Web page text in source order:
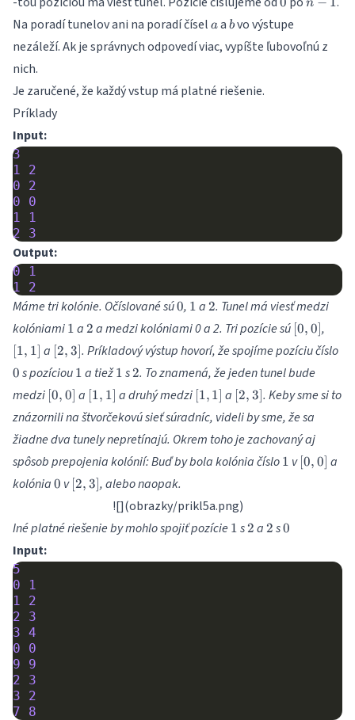
n
Na poradí tunelov ani na poradí čísel a
aa b
bvo výstupe
nezáleží. Ak je správnych odpovedí viac, vypíšte ľubovoľnú z
nich.
Je zaručené, že každý vstup má platné riešenie.
Príklady
Input:
3
1
2
0
2
0
0
1
1
2
3
Output:
0
1
1
2
Máme tri kolónie. Očíslované sú0
0, 1
1 a 2
2. Tunel má viesť medzi
kolóniami 1
1 a 2
2 a medzi kolóniami 0 a 2. Tri pozície sú [0,
0]
0, 0 ,
1]
1, 1 a [2,
3]
2, 3 . Príkladový výstup hovorí, že spojíme pozíciu číslo0
0 s pozíciou 1
1 a tiež1
1 s 2
2. To znamená, že jeden tunel bude
medzi [0,
0]
0, 0 a [1,
1]
1, 1 a druhý medzi [1,
1]
1, 1 a [2,
3]
2, 3 ]. Keby sme si to
znázornili na štvorčekovú sieť súradníc, videli by sme, že sa
žiadne dva tunely nepretínajú. Okrem toho je zachovaný aj
spôsob prepojenia kolónií: Buď by bola kolónia číslo 1
1 v [0,
0]
0, 0 a
kolónia 0
0 v [2,
3]
2, 3 , alebo naopak.
![](obrazky/prikl5a.png)
Iné platné riešenie by mohlo spojiť pozície 1
1 s 2
2 a 2
2 s0
0
Input:
5
0
1
1
2
2
3
3 4
0
0
9
9
2
3
3
2
7
8